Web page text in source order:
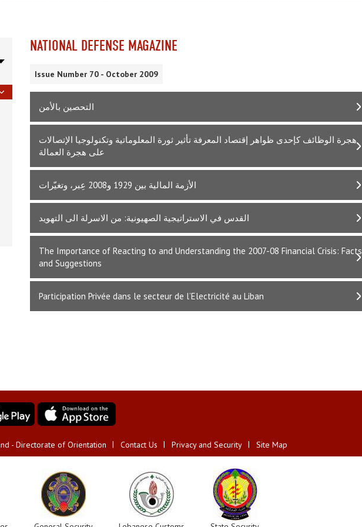
NATIONAL DEFENSE MAGAZINE
Issue Number 70 - October 2009
التحصين بالأمن
هجرة الوظائف كإحدى ظواهر إقتصاد المعرفة تأثير ثورة المعلوماتية وتكنولوجيا الإتصالات
على هجرة العمالة
الأزمة المالية بين 1929 و2008 عِبر، وتغيّرات
القدس في الاستراتيجية الصهيونية: من الاسرلة الى التهويد
The Importance of Reacting to and Understanding the 2007-08 Financial Crisis: Facts
and Suggestions
Participation Privée dans le secteur de l’Electricité au Liban
- Directorate of Orientation Contact Us Privacy and Security Site Map